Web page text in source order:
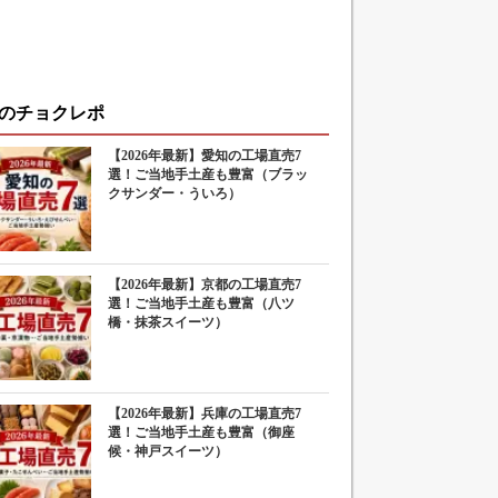
チョクレポ
【2026年最新】愛知の工場直売7
選！ご当地手土産も豊富（ブラッ
クサンダー・ういろ）
【2026年最新】京都の工場直売7
選！ご当地手土産も豊富（八ツ
橋・抹茶スイーツ）
【2026年最新】兵庫の工場直売7
選！ご当地手土産も豊富（御座
候・神戸スイーツ）